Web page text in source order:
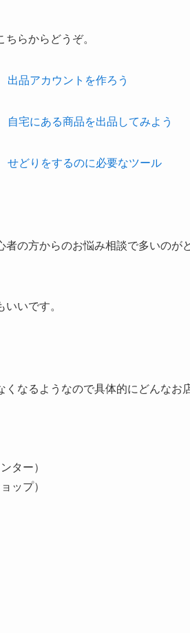
らからどうぞ。
品アカウントを作ろう
宅にある商品を出品してみよう
どりをするのに必要なツール
者の方からのお悩み相談で多いの
いです。
くなるようなので具体的にどんなお
ター）
ップ）